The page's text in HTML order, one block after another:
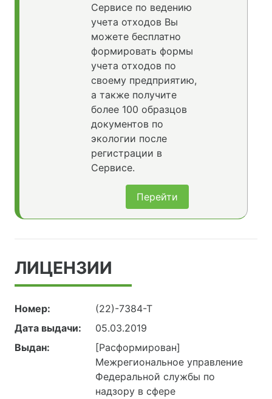
Сервисе по ведению
учета отходов Вы
можете бесплатно
формировать формы
учета отходов по
своему предприятию,
а также получите
более 100 образцов
документов по
экологии после
регистрации в
Сервисе.
Перейти
ЛИЦЕНЗИИ
Номер:
(22)-7384-Т
Дата выдачи:
05.03.2019
Выдан:
[Расформирован]
Межрегиональное управление
Федеральной службы по
надзору в сфере